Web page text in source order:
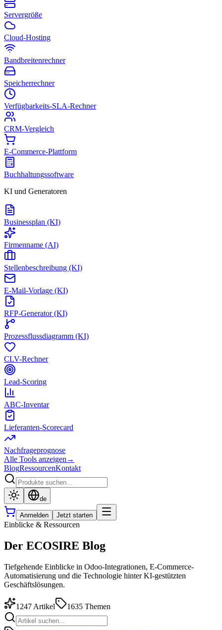
Servergröße
Cloud-Hosting
Bandbreitenrechner
Speicherrechner
Verfügbarkeits-SLA-Rechner
CRM-Vergleich
E-Commerce-Plattform
Buchhaltungssoftware
KI und Generatoren
Businessplan (KI)
Firmenname (AI)
Stellenbeschreibung (KI)
E-Mail-Vorlage (KI)
RFP-Generator (KI)
Prozessflussdiagramm (KI)
CLV-Rechner
Lead-Scoring
ABC-Inventar
Lieferanten-Scorecard
Nachfrageprognose
Alle Tools anzeigen →
BlogRessourcenKontakt
de
Anmelden Jetzt starten
Einblicke & Ressourcen
Der ECOSIRE Blog
Tiefgehende Einblicke in Odoo-Integrationen, E-Commerce-
Automatisierung und die Technologie hinter KI-gestützten
Geschäftslösungen.
1247 Artikel 1635 Themen